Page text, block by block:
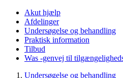
Akut hjælp
Afdelinger
Undersøgelse og behandling
Praktisk information
Tilbud
Was -genvej til
Undersøgelse og behandling